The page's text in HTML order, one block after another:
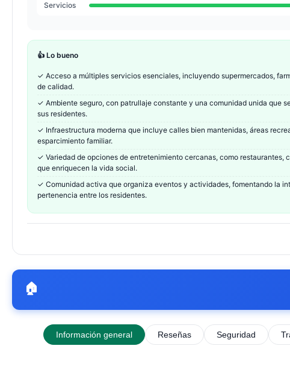
Servicios
👍 Lo bueno
✓ Acceso a múltiples servicios esenciales, incluyendo supermercados,
de calidad.
✓ Ambiente seguro, con patrullaje constante y una comunidad unida que
sus residentes.
✓ Infraestructura moderna que incluye calles bien mantenidas, áreas
esparcimiento familiar.
✓ Variedad de opciones de entretenimiento cercanas, como restaurantes,
que enriquecen la vida social.
✓ Comunidad activa que organiza eventos y actividades, fomentando la
pertenencia entre los residentes.
🏠
Información general Reseñas Seguridad